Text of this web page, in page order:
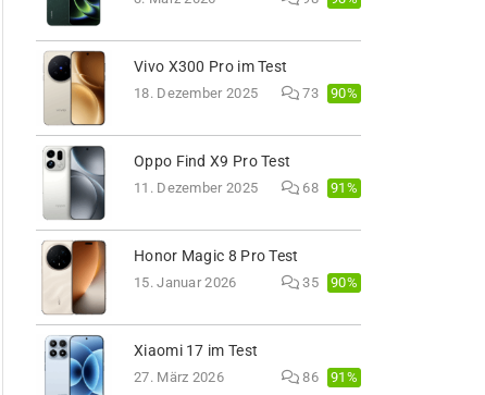
Vivo X300 Pro im Test
18. Dezember 2025 73 90%
Oppo Find X9 Pro Test
11. Dezember 2025 68 91%
Honor Magic 8 Pro Test
15. Januar 2026 35 90%
Xiaomi 17 im Test
27. März 2026 86 91%